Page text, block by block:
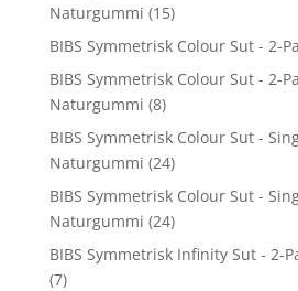
Naturgummi (15)
BIBS Symmetrisk Colour Sut - 2-
BIBS Symmetrisk Colour Sut - 2-
Naturgummi (8)
BIBS Symmetrisk Colour Sut -
Naturgummi (24)
BIBS Symmetrisk Colour Sut -
Naturgummi (24)
BIBS Symmetrisk Infinity Sut - 2-
(7)